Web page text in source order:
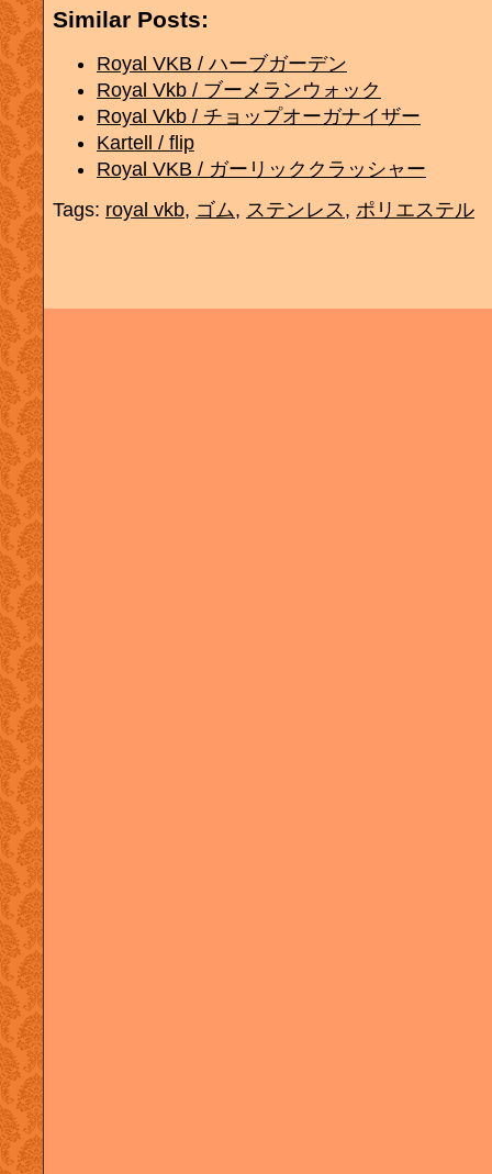
Similar Posts:
Royal VKB / ハーブガーデン
Royal Vkb / ブーメランウォック
Royal Vkb / チョップオーガナイザー
Kartell / flip
Royal VKB / ガーリッククラッシャー
Tags: royal vkb, ゴム, ステンレス , ポリエステル